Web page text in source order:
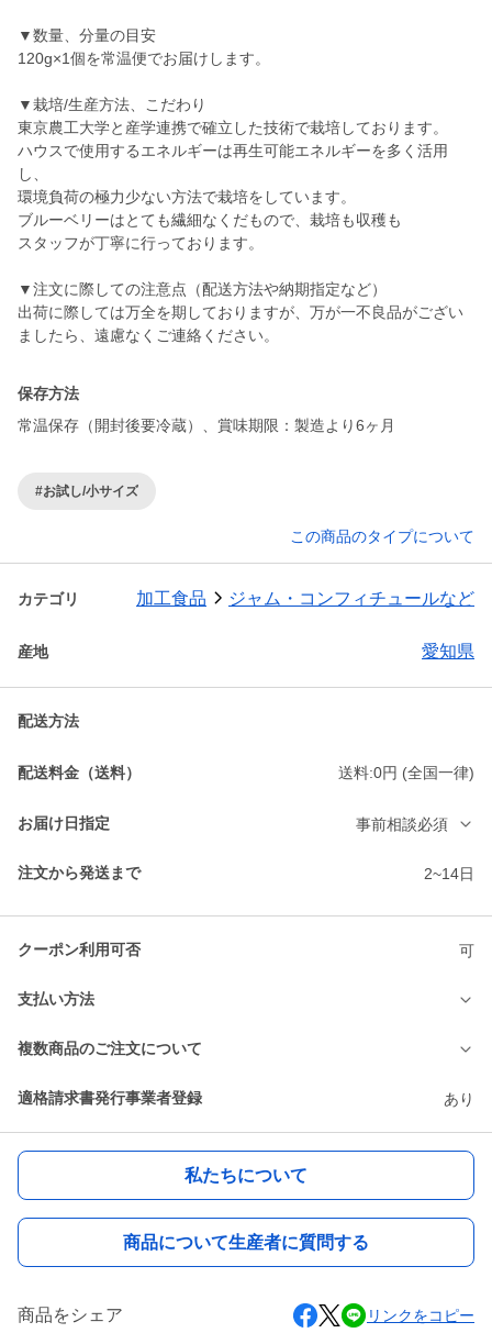
▼数量、分量の目安
120g×1個を常温便でお届けします。
▼栽培/生産方法、こだわり
東京農工大学と産学連携で確立した技術で栽培しております。
ハウスで使用するエネルギーは再生可能エネルギーを多く活用
し、
環境負荷の極力少ない方法で栽培をしています。
ブルーベリーはとても繊細なくだもので、栽培も収穫も
スタッフが丁寧に行っております。
▼注文に際しての注意点（配送方法や納期指定など）
出荷に際しては万全を期しておりますが、万が一不良品がござい
ましたら、遠慮なくご連絡ください。
保存方法
常温保存（開封後要冷蔵）、賞味期限：製造より6ヶ月
#お試し/小サイズ
この商品のタイプについて
カテゴリ 加工食品 ジャム・コンフィチュールなど
産地 愛知県
配送方法
配送料金（送料） 送料:0円 (全国一律)
お届け日指定 事前相談必須
注文から発送まで 2~14日
クーポン利用可否 可
支払い方法
複数商品のご注文について
適格請求書発行事業者登録 あり
私たちについて
商品について生産者に質問する
商品をシェア リンクをコピー